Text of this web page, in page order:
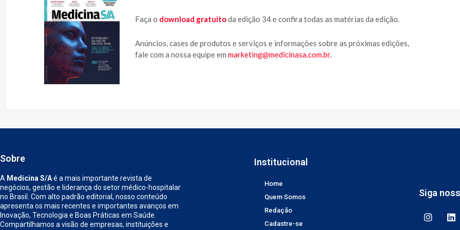
Faça o download gratuitoda edição 34 e confira todas as matérias da edição.
Anúncios, cases de produtos e serviços e informações sobre as próximas edições,
fale com a nossa equipe emmarketing@medicinasa.com.br.
Sobre
A Medicina S/Aé a mais importante revista de
negócios, gestão e liderança do setor médico-hospitalar
no Brasil. Com alto padrão editorial, nosso conteúdo
apresenta os mais recentes e importantes avanços em
Inovação, Tecnologia e Boas Práticas em Saúde.
Compartilhamos a visão de empresas, instituições e
Institucional
Home
Quem Somos
Redação
Cadastre-se
Siga